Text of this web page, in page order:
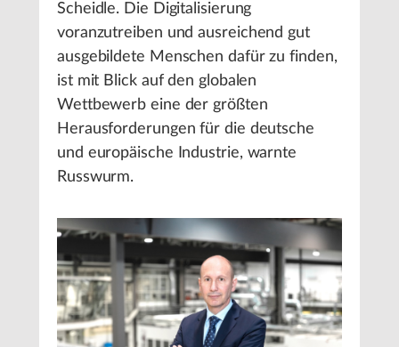
Scheidle. Die Digitalisierung
voranzutreiben und ausreichend gut
ausgebildete Menschen dafür zu finden,
ist mit Blick auf den globalen
Wettbewerb eine der größten
Herausforderungen für die deutsche
und europäische Industrie, warnte
Russwurm.